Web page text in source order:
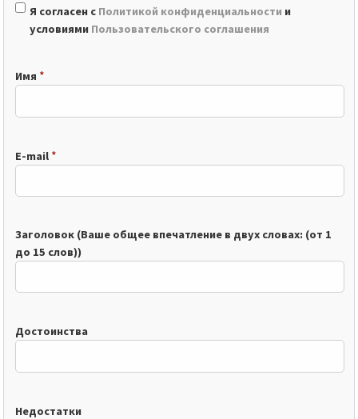
Я согласен с Политикой конфиденциальности и
условиями Пользовательского соглашения
Имя *
E-mail *
Заголовок (Ваше общее впечатление в двух словах: (от 1
до 15 слов))
Достоинства
Недостатки